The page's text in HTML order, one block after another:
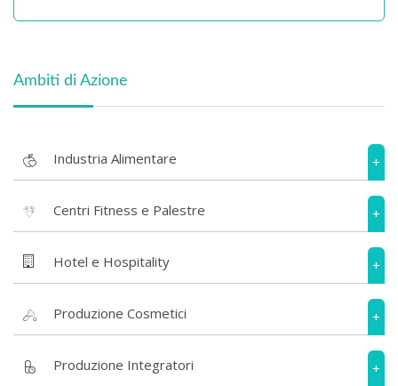
Ambiti di Azione
Industria Alimentare +
Centri Fitness e Palestre +
Hotel e Hospitality +
Produzione Cosmetici +
Produzione Integratori +